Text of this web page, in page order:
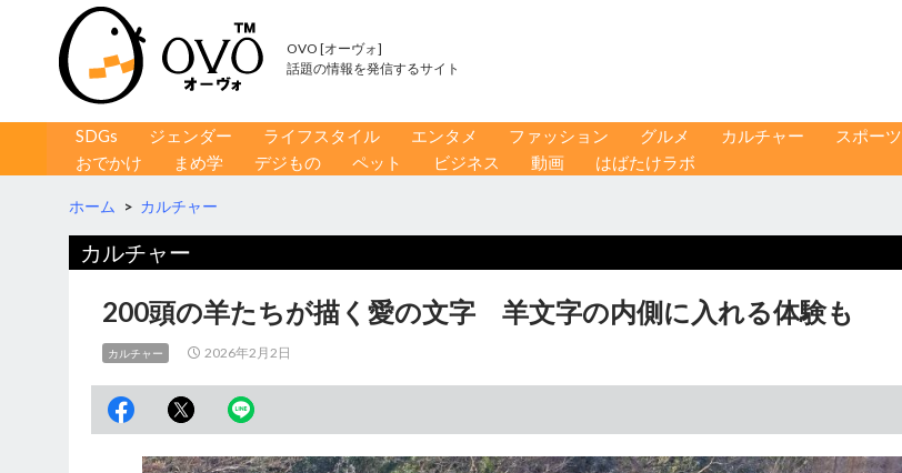
OVO [オーヴォ]
話題の情報を発信するサイト
コンテンツへ移動
SDGs ジェンダー ライフスタイル エンタメ ファッション グルメ カルチャー
スポーツ
おでかけ
まめ学 デジもの ペット ビジネス 動画 はばたけラボ
ホーム > カルチャー
カルチャー
200頭の羊たちが描く愛の文字 羊文字の内側に入れる体験も
カルチャー 2026年2月2日